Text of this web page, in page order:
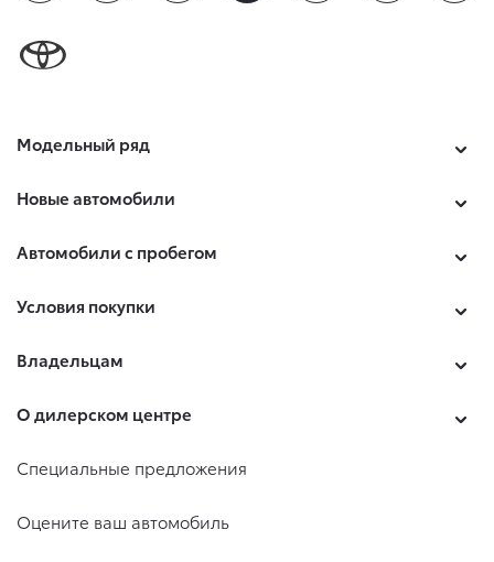
Модельный ряд
Новые автомобили
Автомобили с пробегом
Условия покупки
Владельцам
О дилерском центре
Специальные предложения
Оцените ваш автомобиль